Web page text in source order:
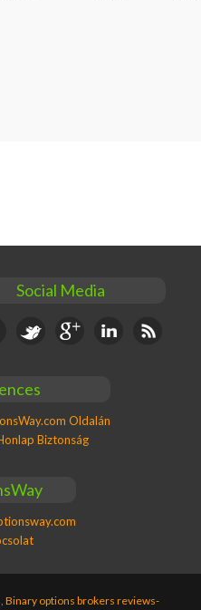
Social Media
Twitter Google+ Linkedin RSS
Oldalán
Biztonság
Binary options brokers reviews-